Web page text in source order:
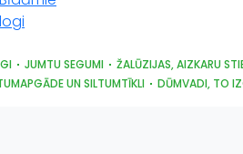
JUMTU SEGUMI ŽALŪZIJAS, AIZKARU
UN SILTUMTĪKLI
DŪMVADI, TO